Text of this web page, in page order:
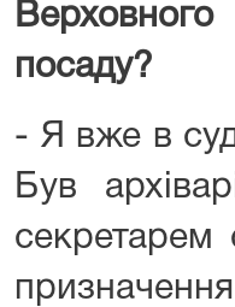
посаду?
- Я вже в
Був